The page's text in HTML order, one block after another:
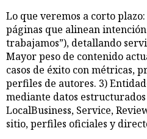
Lo que veremos a corto
páginas que alinean
trabajamos”), detallando
Mayor peso de contenido
casos de éxito con métricas,
perfiles de autores. 3)
mediante datos
LocalBusiness, Service,
sitio, perfiles oficiales y